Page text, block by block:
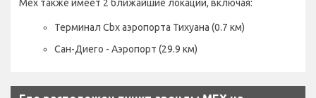
Mex также имеет 2 ближайшие локации, включая:
Терминал Cbx аэропорта Тихуана (0.7 км)
Сан-Диего - Аэропорт (29.9 км)